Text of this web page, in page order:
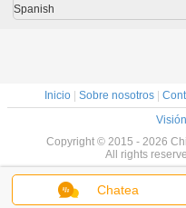
Chatea
Spanish
Inicio| Sobre nosotros|
Copyright © 2015 - 2026
All rights